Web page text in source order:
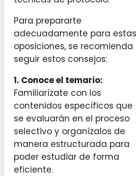
Para prepararte
adecuadamente para estas
oposiciones, se recomienda
seguir estos consejos:
1. Conoce el temario:
Familiarízate con los
contenidos específicos que
se evaluarán en el proceso
selectivo y organízalos de
manera estructurada para
poder estudiar de forma
eficiente.